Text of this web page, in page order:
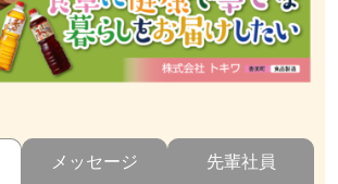
メッセージ 先輩社員